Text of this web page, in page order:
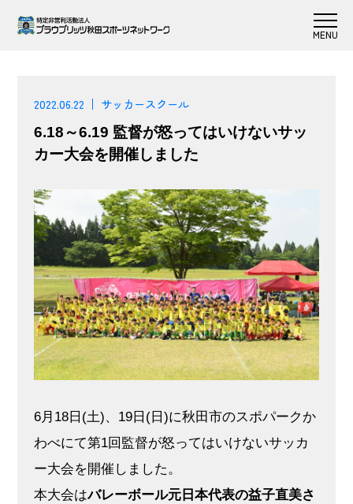
2022.06.22
サッカースクール
6.18～6.19 監督が怒ってはいけないサッ
カー大会を開催しました
6月18日(土)、19日(日)に秋田市のスポパークか
わべにて第1回監督が怒ってはいけないサッカ
ー大会を開催しました。
本大会はバレーボール元日本代表の益子直美さ